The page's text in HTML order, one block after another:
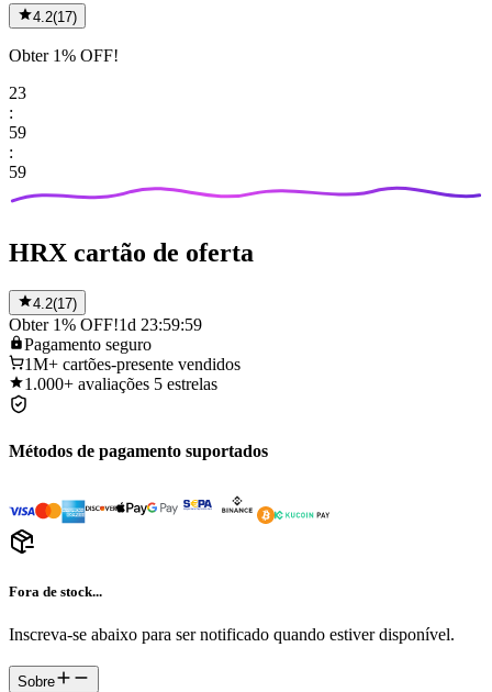
4.2(17)
Obter 1% OFF!
23
:
59
:
59
HRX cartão de oferta
4.2(17)
Obter 1% OFF!1d 23:59:59
Pagamento seguro
1M+ cartões-presente vendidos
1.000+ avaliações 5 estrelas
Métodos de pagamento suportados
Fora de stock...
Inscreva-se abaixo para ser notificado quando estiver disponível.
Sobre